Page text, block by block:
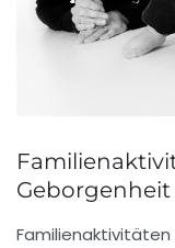
Geborgenheit